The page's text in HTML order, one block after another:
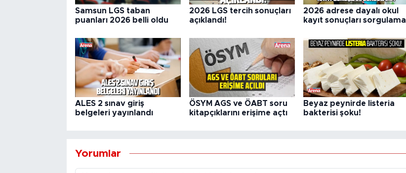
Samsun LGS taban
puanları 2026 belli oldu
2026 LGS tercih sonuçları
açıklandı!
2026 adrese dayalı okul
kayıt sonuçları sorgulama
ALES 2 sınav giriş
belgeleri yayınlandı
ÖSYM AGS ve ÖABT soru
kitapçıklarını erişime açtı
Beyaz peynirde listeria
bakterisi şoku!
Yorumlar